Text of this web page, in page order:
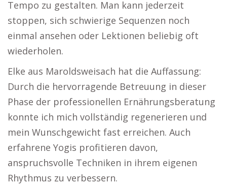
Tempo zu gestalten. Man kann jederzeit
stoppen, sich schwierige Sequenzen noch
einmal ansehen oder Lektionen beliebig oft
wiederholen.
Elke aus Maroldsweisach hat die Auffassung:
Durch die hervorragende Betreuung in dieser
Phase der professionellen Ernährungsberatung
konnte ich mich vollständig regenerieren und
mein Wunschgewicht fast erreichen. Auch
erfahrene Yogis profitieren davon,
anspruchsvolle Techniken in ihrem eigenen
Rhythmus zu verbessern.